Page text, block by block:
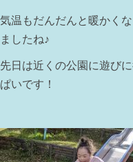
気温もだんだんと暖かく
ましたね♪
先日は近くの公園に遊び
ぱいです！